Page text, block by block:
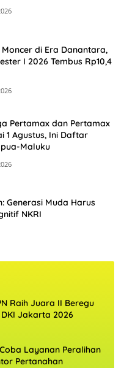
di Era Danantara,
I 2026 Tembus Rp10,4
Pertamax dan Pertamax
1 Agustus, Ini Daftar
Maluku
Generasi Muda Harus
NKRI
Raih Juara II Beregu
Jakarta 2026
Layanan Peralihan
Pertanahan